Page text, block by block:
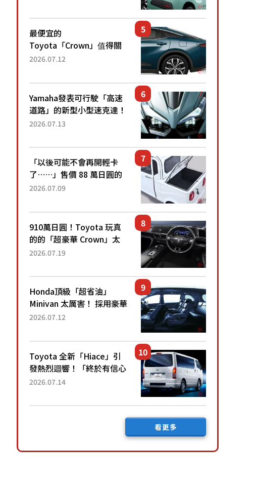
還推出467萬元日圓起的5
人座版...
最便宜的
Toyota「Crown」值得關
注！ 搭載4WD、每公升
眼！ 配備豐富、超越售價
水準，堪稱高CP值代表的
「...
2026.07.12
Yamaha發表可行駛「高速
道路」的新型小型速克達！
搭載能享受超強勁「渦輪
高階「Super Sport」車款
相同的...
2026.07.13
「以後可能不會再開輕卡
了……」售價 88 萬日圓的
「超迷你輕型貨車」引發兩
100 公里！」「免驗車真的
太棒了！...
2026.07.09
910萬日圓！Toyota 玩真
的的「超豪華 Crown」太
厲害了！採用由「匠人技
運動化「底盤設定」！還配
備專屬豪華...
2026.07.19
Honda頂級「超省油」
Minivan 太厲害！ 採用豪華
「真皮座椅」與專屬「黑色
公里，兼具優異節能表現與
舒適「三...
2026.07.12
Toyota 全新「Hiace」引
發熱烈迴響！「終於有信心
下訂了！」「哪個等級交車
後竟然還要等「超過半年」
2026.07.14
看更多